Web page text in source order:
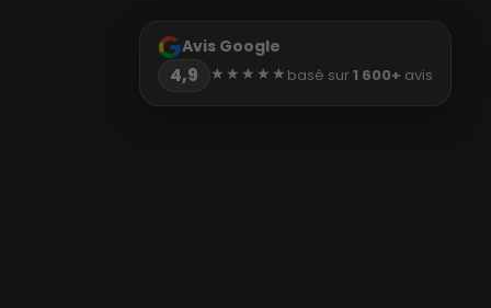
Avis Google
4,9 ★★★★★ basé sur1 600+ avis